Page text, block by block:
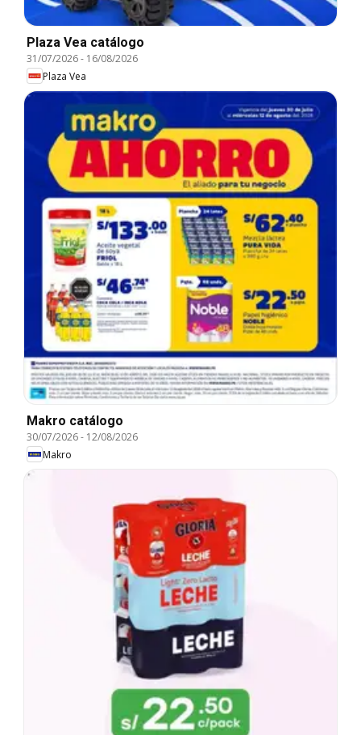
Plaza Vea catálogo
31/07/2026- 16/08/2026
Plaza Vea
Makro catálogo
30/07/2026- 12/08/2026
Makro